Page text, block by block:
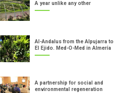
A year unlike any other
Al-Andalus from the Alpujarra to
El Ejido. Med-O-Med in Almería
A partnership for social and
environmental regeneration